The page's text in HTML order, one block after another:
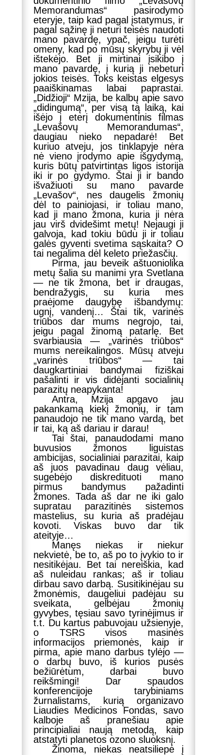
Memorandumas“ pasirodymo
eteryje, taip kad pagal įstatymus, ir
pagal sąžinę ji neturi teisės naudoti
mano pavardę, ypač, jeigu turėti
omeny, kad po mūsų skyrybų ji vėl
ištekėjo. Bet ji mirtinai įsikibo į
mano pavardę, į kurią ji nebeturi
jokios teisės. Toks keistas elgesys
paaiškinamas labai paprastai.
„Didžioji“ Mzija, be kalbų apie savo
„didingumą“, per visą tą laiką, kai
išėjo į eterį dokumentinis filmas
„Levašovų Memorandumas“,
daugiau nieko nepadarė! Bet
kuriuo atveju, jos tinklapyje nėra
nė vieno įrodymo apie išgydymą,
kuris būtų patvirtintas ligos istorija
iki ir po gydymo. Štai ji ir bando
išvažiuoti su mano pavarde
„Levašov“, nes daugelis žmonių
dėl to painiojasi, ir toliau mano,
kad ji mano žmona, kuria ji nėra
jau virš dvidešimt metų! Nejaugi ji
galvoja, kad tokiu būdu ji ir toliau
galės gyventi svetima sąskaita? O
tai negalima dėl keleto priežasčių.
Pirma, jau beveik aštuoniolika
metų šalia su manimi yra Svetlana
— ne tik žmona, bet ir draugas,
bendražygis, su kuria mes
praėjome daugybę išbandymų:
ugnį, vandenį… Štai tik, varinės
triūbos dar mums negrojo, tai,
jeigu pagal žinomą patarlę. Bet
svarbiausia — „varinės triūbos“
mums nereikalingos. Mūsų atveju
„varinės triūbos“ — tai
daugkartiniai bandymai fiziškai
pašalinti ir vis didėjanti socialinių
parazitų neapykanta!
Antra, Mzija apgavo jau
pakankamą kiekį žmonių, ir tam
panaudojo ne tik mano vardą, bet
ir tai, ką aš dariau ir darau!
Tai štai, panaudodami mano
buvusios žmonos liguistas
ambicijas, socialiniai parazitai, kaip
aš juos pavadinau daug vėliau,
sugebėjo diskredituoti mano
pirmus bandymus pažadinti
žmones. Tada aš dar ne iki galo
supratau parazitinės sistemos
mastelius, su kuria aš pradėjau
kovoti. Viskas buvo dar tik
ateityje…
Manęs niekas ir niekur
nekvietė, be to, aš po to įvykio to ir
nesitikėjau. Bet tai nereiškia, kad
aš nuleidau rankas; aš ir toliau
dirbau savo darbą. Susitikinėjau su
žmonėmis, daugeliui padėjau su
sveikata, gelbėjau žmonių
gyvybes, tęsiau savo tyrinėjimus ir
t.t. Du kartus pabuvojau užsienyje,
o TSRS visos masinės
informacijos priemonės, kaip ir
pirma, apie mano darbus tylėjo —
o darbų buvo, iš kurios pusės
bežiūrėtum, darbai buvo
reikšmingi! Dar spaudos
konferencijoje tarybiniams
žurnalistams, kurią organizavo
Liaudies Medicinos Fondas, savo
kalboje aš pranešiau apie
principialiai naują metodą, kaip
atstatyti planetos ozono sluoksnį.
Žinoma, niekas neatsiliepė į